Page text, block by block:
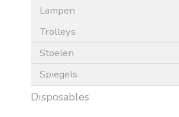
Lampen
Trolleys
Stoelen
Spiegels
Disposables